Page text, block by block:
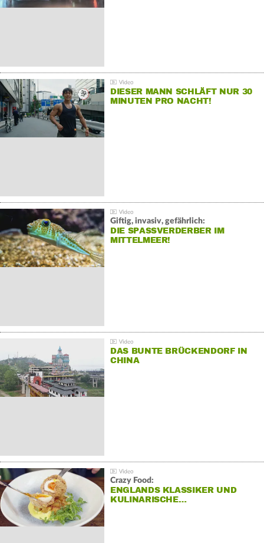
DIESER MANN SCHLÄFT NUR 30
MINUTEN PRO NACHT!
Giftig, invasiv, gefährlich:
DIE SPASSVERDERBER IM M
ITTELMEER!
DAS BUNTE BRÜCKENDORF IN
CHINA
Crazy Food:
ENGLANDS KLASSIKER UND
KULINARISCHE…